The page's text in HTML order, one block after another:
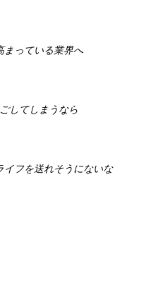
まっている業界へ
してしまうなら
イフを送れそうにないな